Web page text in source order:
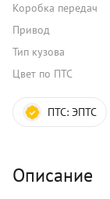
Коробка передач
Привод
Тип кузова
Цвет по ПТС
ПТС: ЭПТС
Описание